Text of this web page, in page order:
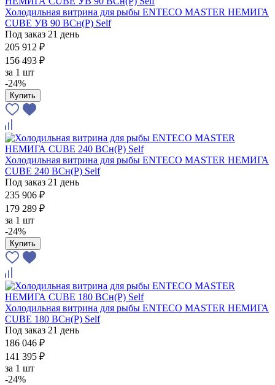
Холодильная витрина для рыбы ENTECO MASTER НЕМИГА
CUBE УВ 90 ВСн(Р) Self
Под заказ 21 день
205 912 ₽
156 493 ₽
за 1 шт
-24%
Купить
Холодильная витрина для рыбы ENTECO MASTER НЕМИГА
CUBE 240 ВСн(Р) Self
Под заказ 21 день
235 906 ₽
179 289 ₽
за 1 шт
-24%
Купить
Холодильная витрина для рыбы ENTECO MASTER НЕМИГА
CUBE 180 ВСн(Р) Self
Под заказ 21 день
186 046 ₽
141 395 ₽
за 1 шт
-24%